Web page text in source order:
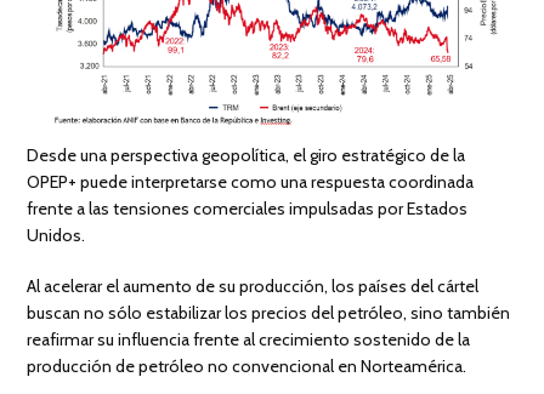
Desde una perspectiva geopolítica, el giro estratégico de la
OPEP+ puede interpretarse como una respuesta coordinada
frente a las tensiones comerciales impulsadas por Estados
Unidos.
Al acelerar el aumento de su producción, los países del cártel
buscan no sólo estabilizar los precios del petróleo, sino también
reafirmar su influencia frente al crecimiento sostenido de la
producción de petróleo no convencional en Norteamérica.